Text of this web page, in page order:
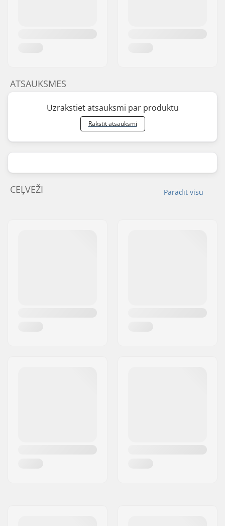
ATSAUKSMES
Uzrakstiet atsauksmi par produktu
Rakstīt atsauksmi
Parādīt visu
CEĻVEŽI